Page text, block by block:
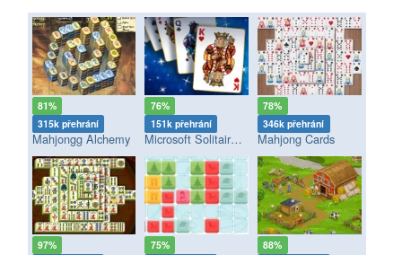
81%
315k přehrání
Mahjongg Alchemy
76%
151k přehrání
Microsoft Solitaire Collection
78%
346k přehrání
Mahjong Cards
97%
75%
88%